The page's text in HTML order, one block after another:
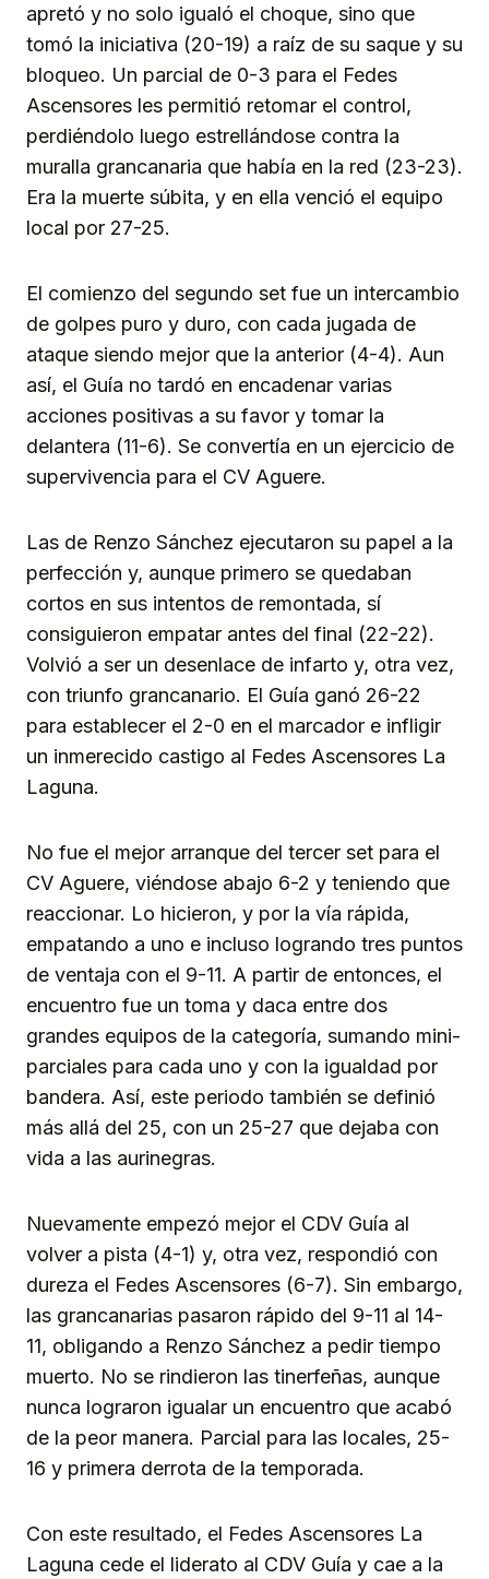
apretó y no solo igualó el choque, sino que
tomó la iniciativa (20-19) a raíz de su saque y su
bloqueo. Un parcial de 0-3 para el Fedes
Ascensores les permitió retomar el control,
perdiéndolo luego estrellándose contra la
muralla grancanaria que había en la red (23-23).
Era la muerte súbita, y en ella venció el equipo
local por 27-25.
El comienzo del segundo set fue un intercambio
de golpes puro y duro, con cada jugada de
ataque siendo mejor que la anterior (4-4). Aun
así, el Guía no tardó en encadenar varias
acciones positivas a su favor y tomar la
delantera (11-6). Se convertía en un ejercicio de
supervivencia para el CV Aguere.
Las de Renzo Sánchez ejecutaron su papel a la
perfección y, aunque primero se quedaban
cortos en sus intentos de remontada, sí
consiguieron empatar antes del final (22-22).
Volvió a ser un desenlace de infarto y, otra vez,
con triunfo grancanario. El Guía ganó 26-22
para establecer el 2-0 en el marcador e infligir
un inmerecido castigo al Fedes Ascensores La
Laguna.
No fue el mejor arranque del tercer set para el
CV Aguere, viéndose abajo 6-2 y teniendo que
reaccionar. Lo hicieron, y por la vía rápida,
empatando a uno e incluso logrando tres puntos
de ventaja con el 9-11. A partir de entonces, el
encuentro fue un toma y daca entre dos
grandes equipos de la categoría, sumando mini-
parciales para cada uno y con la igualdad por
bandera. Así, este periodo también se definió
más allá del 25, con un 25-27 que dejaba con
vida a las aurinegras.
Nuevamente empezó mejor el CDV Guía al
volver a pista (4-1) y, otra vez, respondió con
dureza el Fedes Ascensores (6-7). Sin embargo,
las grancanarias pasaron rápido del 9-11 al 14-
11, obligando a Renzo Sánchez a pedir tiempo
muerto. No se rindieron las tinerfeñas, aunque
nunca lograron igualar un encuentro que acabó
de la peor manera. Parcial para las locales, 25-
16 y primera derrota de la temporada.
Con este resultado, el Fedes Ascensores La
Laguna cede el liderato al CDV Guía y cae a la